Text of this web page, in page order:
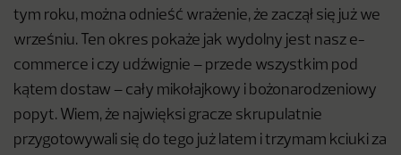
tym roku, można odnieść wrażenie, że zaczął się już we
wrześniu. Ten okres pokaże jak wydolny jest nasz e-
commerce i czy udźwignie – przede wszystkim pod
kątem dostaw – cały mikołajkowy i bożonarodzeniowy
popyt. Wiem, że najwięksi gracze skrupulatnie
przygotowywali się do tego już latem i trzymam kciuki za